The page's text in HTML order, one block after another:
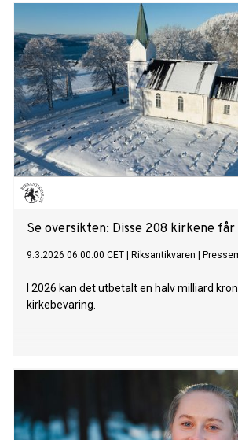
Se oversikten: Disse 208 kirkene
9.3.2026 06:00:00 CET Riksantikvaren
I 2026 kan det utbetalt en halv milliard
kirkebevaring.